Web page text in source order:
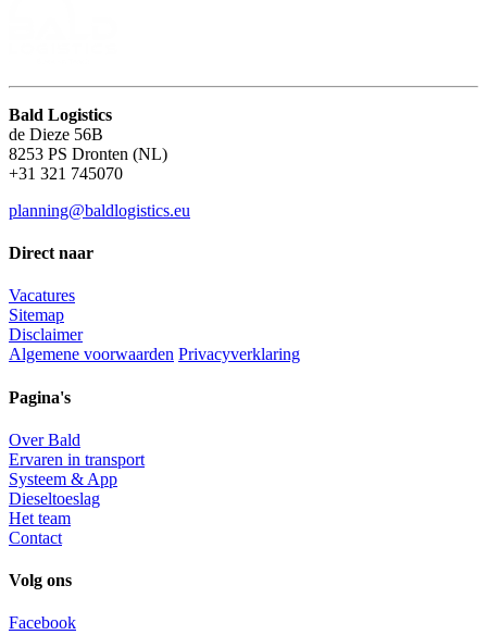
Bald Logistics
de Dieze 56B
8253 PS Dronten (NL)
+31 321 745070
planning@baldlogistics.eu
Direct naar
Vacatures
Sitemap
Disclaimer
Algemene voorwaarden Privacyverklaring
Pagina's
Over Bald
Ervaren in transport
Systeem & App
Dieseltoeslag
Het team
Contact
Volg ons
Facebook